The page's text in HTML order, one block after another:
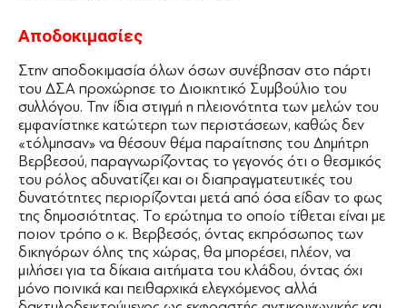
Αποδοκιμασίες
Στην αποδοκιμασία όλων όσων συνέβησαν στο πάρτι
του ΔΣΑ προχώρησε το Διοικητικό Συμβούλιο του
συλλόγου. Την ίδια στιγμή η πλειονότητα των μελών του
εμφανίστηκε κατώτερη των περιστάσεων, καθώς δεν
«τόλμησαν» να θέσουν θέμα παραίτησης του Δημήτρη
Βερβεσού, παραγνωρίζοντας το γεγονός ότι ο θεσμικός
του ρόλος αδυνατίζει και οι διαπραγματευτικές του
δυνατότητες περιορίζονται μετά από όσα είδαν το φως
της δημοσιότητας. Το ερώτημα το οποίο τίθεται είναι με
ποιον τρόπο ο κ. Βερβεσός, όντας εκπρόσωπος των
δικηγόρων όλης της χώρας, θα μπορέσει, πλέον, να
μιλήσει για τα δίκαια αιτήματα του κλάδου, όντας όχι
μόνο ποινικά και πειθαρχικά ελεγχόμενος αλλά